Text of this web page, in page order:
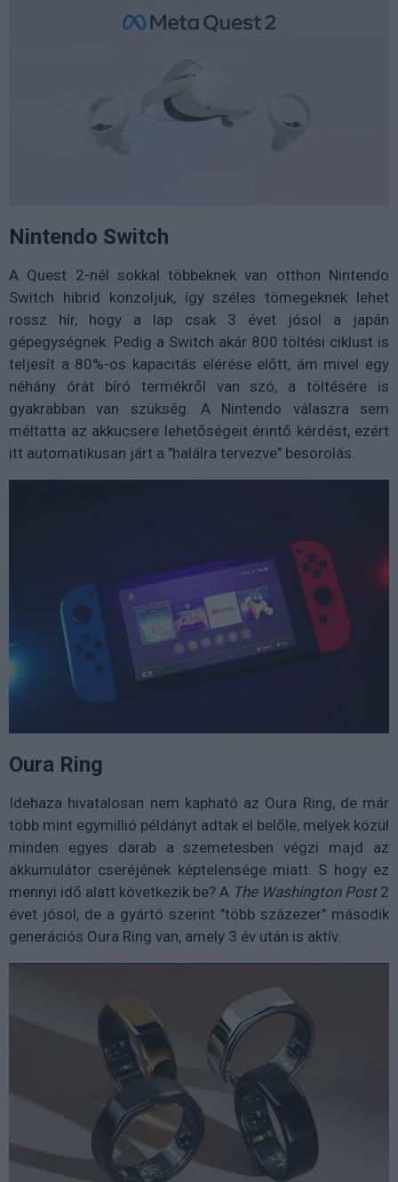
Nintendo Switch
A Quest 2-nél sokkal többeknek van otthon Nintendo
Switch hibrid konzoljuk, így széles tömegeknek lehet
rossz hír, hogy a lap csak 3 évet jósol a japán
gépegységnek. Pedig a Switch akár 800 töltési ciklust is
teljesít a 80%-os kapacitás elérése előtt, ám mivel egy
néhány órát bíró termékről van szó, a töltésére is
gyakrabban van szükség. A Nintendo válaszra sem
méltatta az akkucsere lehetőségeit érintő kérdést, ezért
itt automatikusan járt a "halálra tervezve" besorolás.
Oura Ring
Idehaza hivatalosan nem kapható az Oura Ring, de már
több mint egymillió példányt adtak el belőle, melyek közül
minden egyes darab a szemetesben végzi majd az
akkumulátor cseréjének képtelensége miatt. S hogy ez
mennyi idő alatt következik be? A The Washington Post2
évet jósol, de a gyártó szerint "több százezer" második
generációs Oura Ring van, amely 3 év után is aktív.